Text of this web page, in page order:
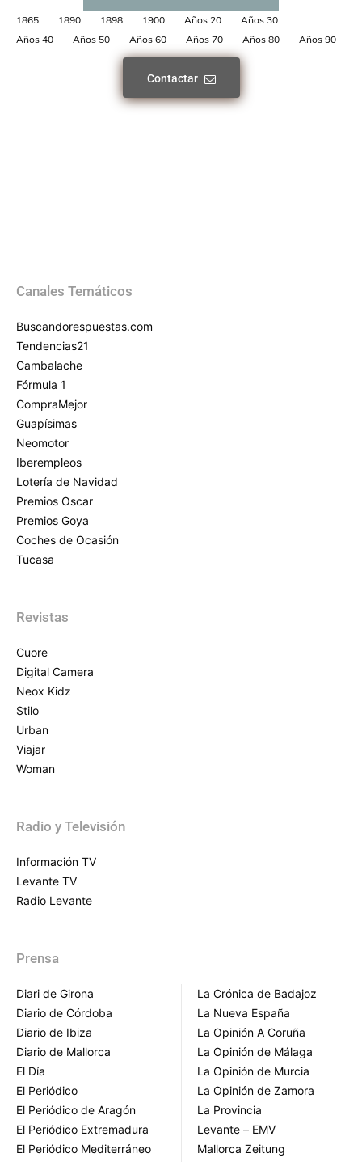
1865 1890 1898 1900 Años 20
Años 30
Años 40
Años 50 Años 60 Años 70 Años 80 Años 90
Contactar
Canales Temáticos
Buscandorespuestas.com
Tendencias21
Cambalache
Fórmula 1
CompraMejor
Guapísimas
Neomotor
Iberempleos
Lotería de Navidad
Premios Oscar
Premios Goya
Coches de Ocasión
Tucasa
Revistas
Cuore
Digital Camera
Neox Kidz
Stilo
Urban
Viajar
Woman
Radio y Televisión
Información TV
Levante TV
Radio Levante
Prensa
Diari de Girona
Diario de Córdoba
Diario de Ibiza
Diario de Mallorca
El Día
El Periódico
El Periódico de Aragón
El Periódico Extremadura
El Periódico Mediterráneo
La Crónica de Badajoz
La Nueva España
La Opinión A Coruña
La Opinión de Málaga
La Opinión de Murcia
La Opinión de Zamora
La Provincia
Levante – EMV
Mallorca Zeitung